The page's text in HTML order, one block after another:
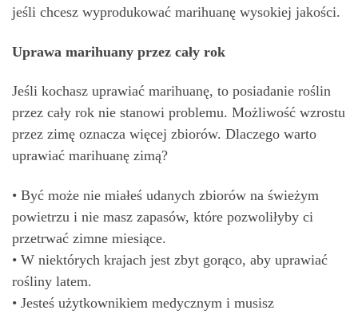
jeśli chcesz wyprodukować marihuanę wysokiej jakości.
Uprawa marihuany przez cały rok
Jeśli kochasz uprawiać marihuanę, to posiadanie roślin
przez cały rok nie stanowi problemu. Możliwość wzrostu
przez zimę oznacza więcej zbiorów. Dlaczego warto
uprawiać marihuanę zimą?
• Być może nie miałeś udanych zbiorów na świeżym
powietrzu i nie masz zapasów, które pozwoliłyby ci
przetrwać zimne miesiące.
• W niektórych krajach jest zbyt gorąco, aby uprawiać
rośliny latem.
• Jesteś użytkownikiem medycznym i musisz